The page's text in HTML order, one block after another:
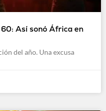
Así sonó África en
del año. Una excusa